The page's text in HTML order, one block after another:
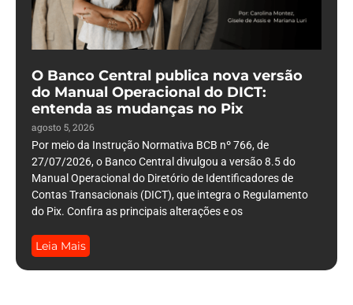
O Banco Central publica nova versão
do Manual Operacional do DICT:
entenda as mudanças no Pix
agosto 5, 2026
Por meio da Instrução Normativa BCB nº 766, de
27/07/2026, o Banco Central divulgou a versão 8.5 do
Manual Operacional do Diretório de Identificadores de
Contas Transacionais (DICT), que integra o Regulamento
do Pix. Confira as principais alterações e os
Leia Mais